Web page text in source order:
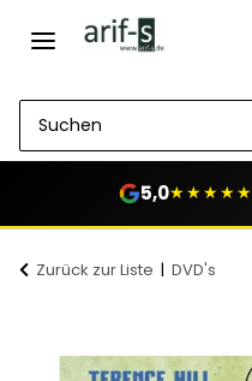
5,0★★★★★
Zurück zur Liste DVD's